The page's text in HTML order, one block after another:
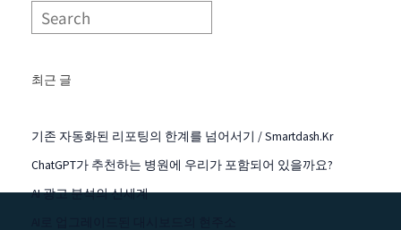
최근 글
기존 자동화된 리포팅의 한계를 넘어서기 / Smartdash.kr
ChatGPT가 추천하는 병원에 우리가 포함되어 있을까요?
AI 광고 분석의 신세계